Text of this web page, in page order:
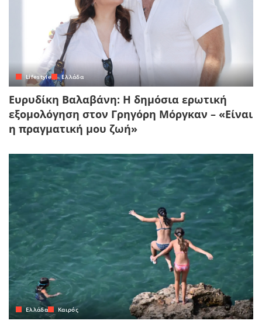
Lifestyle Ελλάδα
Ευρυδίκη Βαλαβάνη: Η δημόσια ερωτική
εξομολόγηση στον Γρηγόρη Μόργκαν – «Είναι
η πραγματική μου ζωή»
Ελλάδα Καιρός